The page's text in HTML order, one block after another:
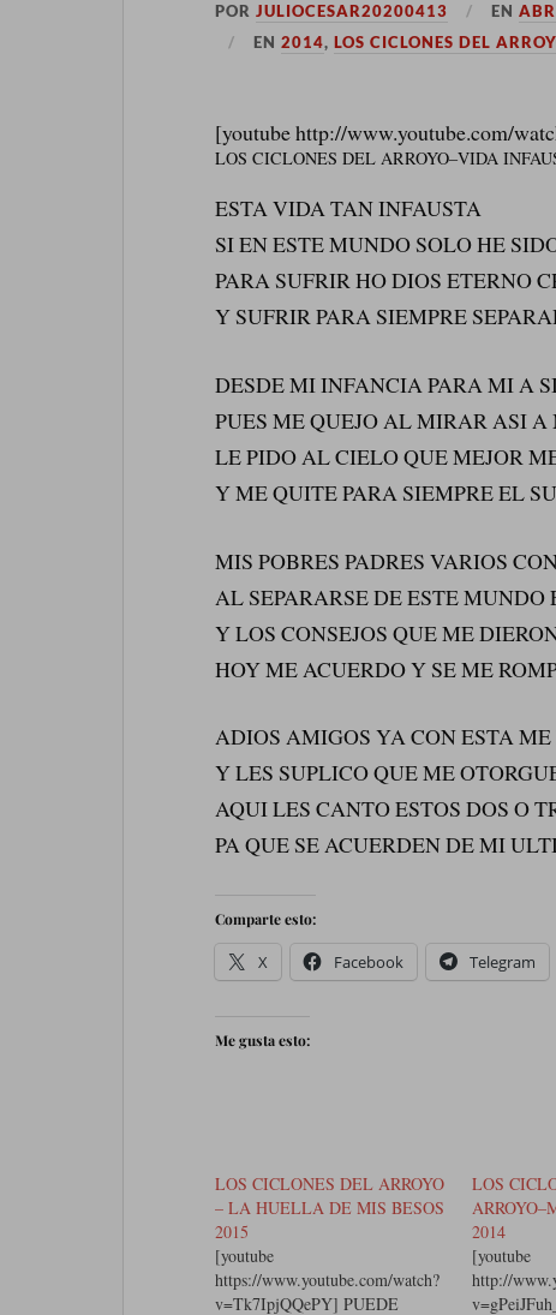
PORJULIOCESAR20200413 EN
EN2014,LOS CICLONES DEL
[youtube http://www.youtube.com/
LOS CICLONES DEL ARROYO–VIDA
ESTA VIDA TAN INFAUSTA
SI EN ESTE MUNDO SOLO HE
PARA SUFRIR HO DIOS ETERNO
Y SUFRIR PARA SIEMPRE
DESDE MI INFANCIA PARA MI A
PUES ME QUEJO AL MIRAR ASI A
LE PIDO AL CIELO QUE MEJOR
Y ME QUITE PARA SIEMPRE EL
MIS POBRES PADRES VARIOS
AL SEPARARSE DE ESTE MUNDO
Y LOS CONSEJOS QUE ME
HOY ME ACUERDO Y SE ME
ADIOS AMIGOS YA CON ESTA ME
Y LES SUPLICO QUE ME
AQUI LES CANTO ESTOS DOS O
PA QUE SE ACUERDEN DE MI
Comparte esto:
X Facebook Telegram
Me gusta esto:
LOS CICLONES DEL ARROYO
– LA HUELLA DE MIS BESOS
2015
[youtube
https://www.youtube.com/watch?
v=Tk7IpjQQePY] PUEDE
LOS
2014
[youtube
http://